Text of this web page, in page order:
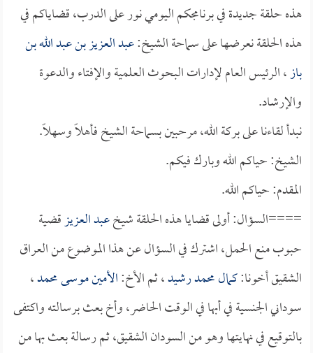
هذه حلقة جديدة في برنامجكم اليومي نور على الدرب، قضاياكم في
هذه الحلقة نعرضها على سماحة الشيخ:عبد العزيز بن عبد الله بن
باز، الرئيس العام لإدارات البحوث العلمية والإفتاء والدعوة
والإرشاد.
نبدأ لقاءنا على بركة الله، مرحبين بسماحة الشيخ فأهلاً وسهلاً.
الشيخ: حياكم الله وبارك فيكم.
المقدم: حياكم الله.
====السؤال: أولى قضايا هذه الحلقة شيخعبد العزيزقضية
حبوب منع الحمل، اشترك في السؤال عن هذا الموضوع من العراق
الشقيق أخونا:كمال محمد رشيد، ثم الأخ:الأمين موسى محمد،
سوداني الجنسية في أبها في الوقت الحاضر، وأخ بعث برسالته واكتفى
بالتوقيع في نهايتها وهو من السودان الشقيق، ثم رسالة بعث بها من